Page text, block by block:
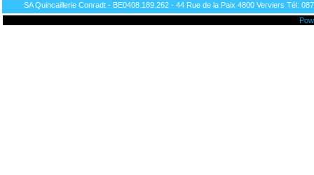
SA Quincaillerie Conradt - BE0408.189.262 - 44 Rue de la Paix 4800 Verviers Tél: